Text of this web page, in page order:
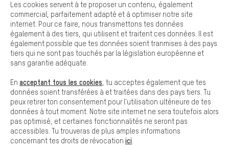
Reprise des batteries Corepile Paramètres de cookies
Modifier le contraste
Tous les prix s'entendent en euros (MwSt hors) plus les
frais de portpour la livraison versÉtats-Unis.
Cookies de base
Les cookies de base garantissent que tu puisses utiliser les
fonctions de notre site web.
Les cookies servent à te proposer un contenu, également
commercial, parfaitement adapté et à optimiser notre site
internet. Pour ce faire, nous transmettons tes données
également à des tiers, qui utilisent et traitent ces données. Il est
également possible que tes données soient tranmises à des pays
tiers qui ne sont pas touchés par la législation européenne et
sans garantie adéquate.
En acceptant tous les cookies , tu acceptes également que tes
données soient transférées à et traitées dans des pays tiers. Tu
peux retirer ton consentement pour l'utilisation ultérieure de tes
données à tout moment. Notre site internet ne sera toutefois alors
pas optimisé, et certaines fonctionnalités ne seront pas
accessibles. Tu trouveras de plus amples informations
concernant tes droits de révocation ici